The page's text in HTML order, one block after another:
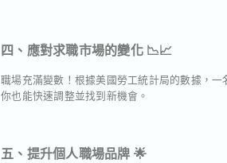
四、應對求職市場的變化 📉📈
職場充滿變數！根據美國勞工統計局的數據，
你也能快速調整並找到新機會。
五、提升個人職場品牌 🌟